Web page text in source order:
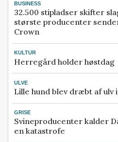
BUSINESS
32.500 stipladser skifter
største producenter
Crown
KULTUR
Herregård holder høstdag
ULVE
Lille hund blev dræbt af ulv
GRISE
Svineproducenter kalder
en katastrofe